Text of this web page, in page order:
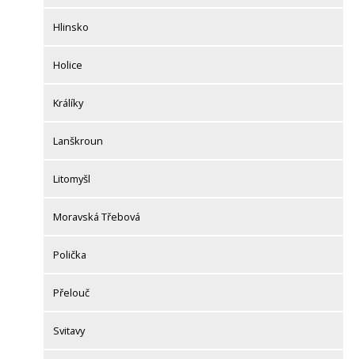
Hlinsko
Holice
Králíky
Lanškroun
Litomyšl
Moravská Třebová
Polička
Přelouč
Svitavy